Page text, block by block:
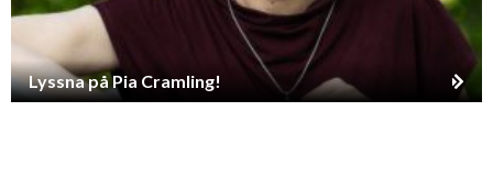
Lyssna på Pia Cramling!